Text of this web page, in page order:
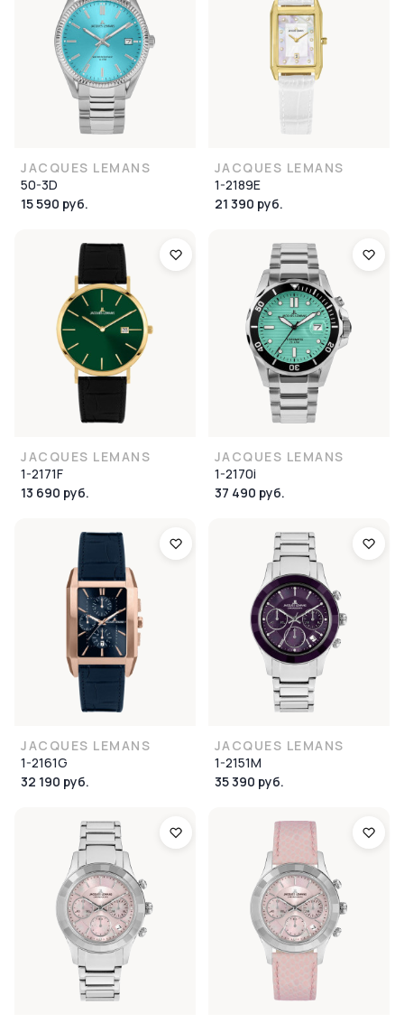
JACQUES LEMANS
50-3D
15 590 руб.
JACQUES LEMANS
1-2189E
21 390 руб.
JACQUES LEMANS
1-2171F
13 690 руб.
JACQUES LEMANS
1-2170i
37 490 руб.
JACQUES LEMANS
1-2161G
32 190 руб.
JACQUES LEMANS
1-2151M
35 390 руб.